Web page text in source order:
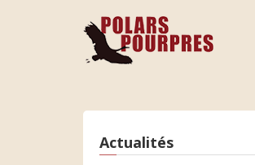
Actualités